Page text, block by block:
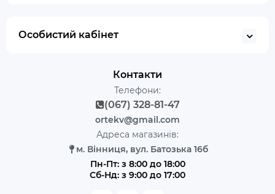
Особистий кабінет
Контакти
Телефони:
(067) 328-81-47
ortekv@gmail.com
Адреса магазинів:
м. Вінниця, вул. Батозька 16б
Пн-Пт: з 8:00 до 18:00
Сб-Нд: з 9:00 до 17:00